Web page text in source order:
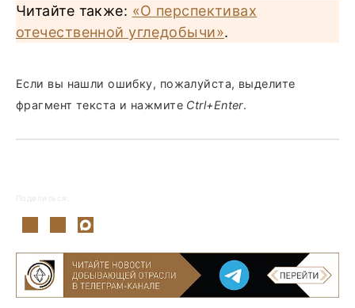
Читайте также: «О перспективах
отечественной угледобычи».
Если вы нашли ошибку, пожалуйста, выделите
фрагмент текста и нажмите Ctrl+Enter.
Поделиться: